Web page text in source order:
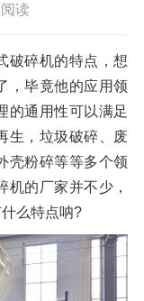
移动式撕碎站
鼓式粉碎机
通用型粉碎机
颚式破碎机
立轴冲击式破碎机
移动式破碎站
生物质颗粒机
废轮胎热解系统
滚筒筛
涡电流分选机
读
破碎机的特点，想
，毕竟他的应用领
的通用性可以满足
生，垃圾破碎、废
壳粉碎等等多个领
的厂家并不少，
么特点呐?